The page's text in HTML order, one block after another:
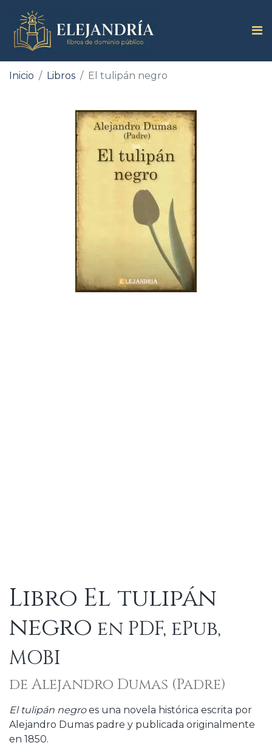
Inicio Libros El tulipán negro
Libro El tulipán
negro en PDF, ePub,
MOBI
de Alejandro Dumas (Padre)
El tulipán negroes una novela histórica escrita por
Alejandro Dumas padre y publicada originalmente
en 1850.